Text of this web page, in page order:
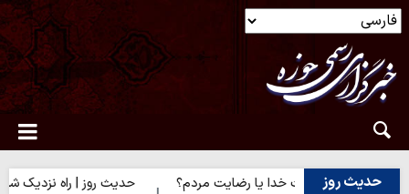
حدیث روز
روز | رضایت خدا یا رضایت مردم؟ حدیث روز | راه نزدیک شدن به